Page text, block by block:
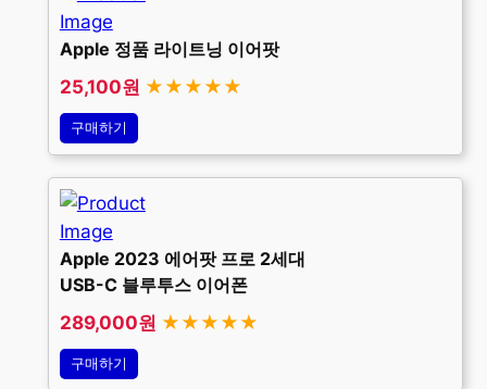
Apple 정품 라이트닝 이어팟
25,100원 ★★★★★
구매하기
Apple 2023 에어팟 프로 2세대
USB-C 블루투스 이어폰
289,000원 ★★★★★
구매하기